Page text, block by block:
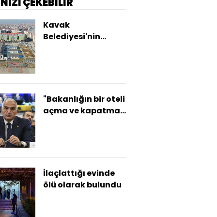
Kavak
Belediyesi'nin
"Bakanlığın bir oteli
açma ve kapatma
İlaçlattığı evinde
ölü olarak bulundu